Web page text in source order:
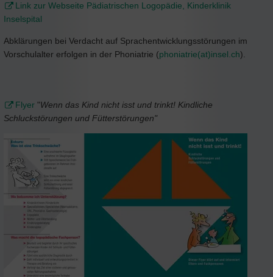
Link zur Webseite Pädiatrischen Logopädie, Kinderklinik
Inselspital
Abklärungen bei Verdacht auf Sprachentwicklungsstörungen im
Vorschulalter erfolgen in der Phoniatrie (phoniatrie(at)insel.ch).
Flyer "Wenn das Kind nicht isst und trinkt! Kindliche
Schluckstörungen und Fütterstörungen"